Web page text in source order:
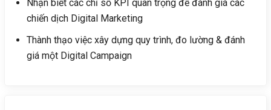
Nhận biết các chỉ số KPI quan trọng để đánh giá các
chiến dịch Digital Marketing
Thành thạo việc xây dựng quy trình, đo lường & đánh
giá một Digital Campaign